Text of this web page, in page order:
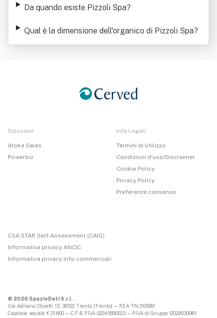
Da quando esiste Pizzoli Spa?
Qual è la dimensione dell'organico di Pizzoli Spa?
Soluzioni
Atoka Sales
Powerbiz
Info Legali
Termini di Utilizzo
Condizioni d'uso/Disclaimer
Cookie Policy
Privacy Policy
Preferenze consenso
CSA STAR Self-Assessment (CAIQ)
Informativa privacy ANCIC
Informativa privacy info commerciali
© 2026 SpazioDati S.r.l.
Via Adriano Olivetti 13, 38122 Trento (Trento) — REA TN 210089
Capitale sociale € 21.600 — C.F & P.IVA 02241890223 — P.IVA di Gruppo 12022630961